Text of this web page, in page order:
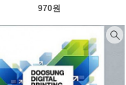
970원